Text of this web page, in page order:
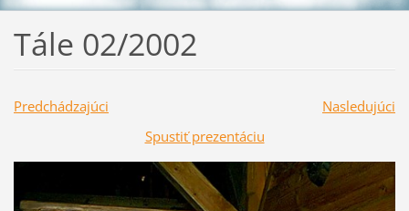
Tále 02/2002
Predchádzajúci
Nasledujúci
Spustiť prezentáciu